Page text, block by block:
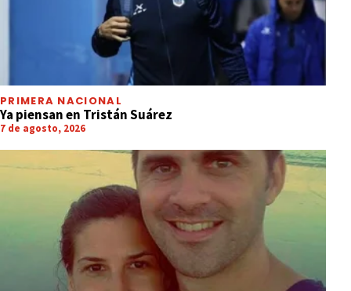
PRIMERA NACIONAL
Ya piensan en Tristán Suárez
7 de agosto, 2026